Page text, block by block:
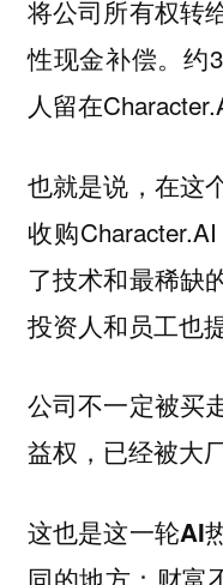
将公司所有权转
性现金补偿。约
人留在
也就是说，在这
收购
了技术和最稀缺
投资人和员工也
公司不一定被买
益权，已经被大
这也是这一轮AI